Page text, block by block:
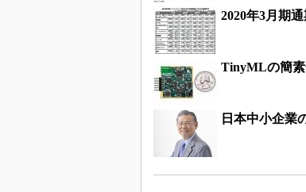
2020年3月期
TinyMLの簡
日本中小企業